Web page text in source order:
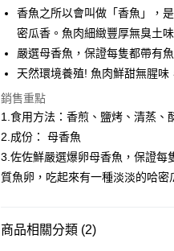
臺灣中小企業銀行
匯豐（台灣）商業銀行
聯邦商業銀行
元大商業銀行
台新國際商業銀行
台灣樂天信用卡公司
上海商業儲蓄銀行
臺灣中小企業銀行
匯豐（台灣）商業銀行
聯邦商業銀行
元大商業銀行
台新國際商業銀行
台灣樂天信用卡公司
Apple Pay
悠遊付
ATM付款
貨到付款
運送方式
冷凍7-11取貨(快速到店，到貨後4
冷凍宅配-抗凍紙箱裝(可備註改保
香魚之所以會叫做「香魚」，
密瓜香。魚肉細緻豐厚無臭土味
嚴選母香魚，保證每隻都帶有
天然環境養殖! 魚肉鮮甜無腥味
銷售重點
1.食用方法：香煎、鹽烤、清蒸、
2.成份： 母香魚
3.佐佐鮮嚴選爆卵母香魚，保證每
質魚卵，吃起來有一種淡淡的哈
商品相關分類 (2)